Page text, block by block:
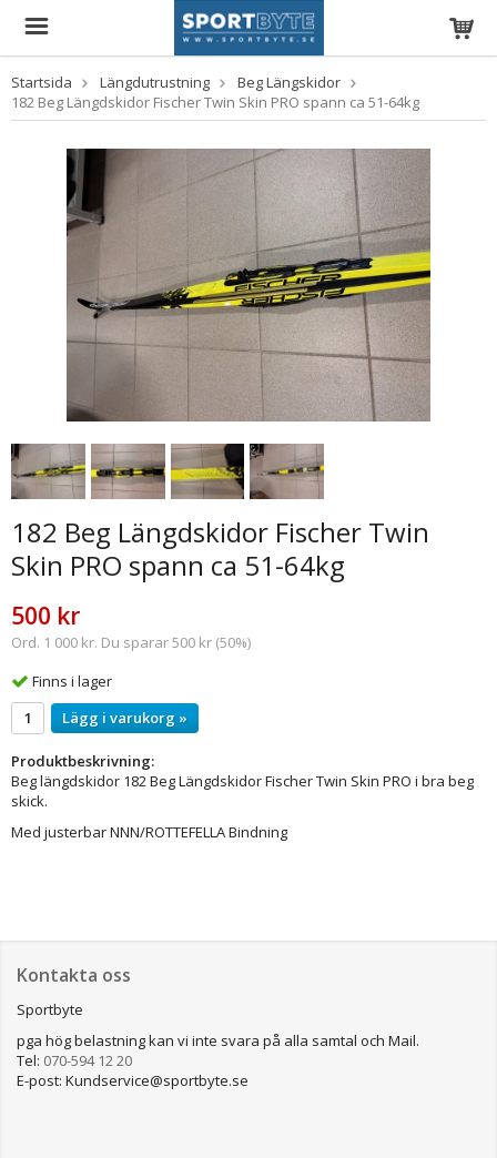
Startsida Längdutrustning
Beg Längskidor
182 Beg Längdskidor Fischer Twin Skin PRO spann ca 51-64kg
182 Beg Längdskidor Fischer Twin
Skin PRO spann ca 51-64kg
500 kr
Ord. 1 000 kr. Du sparar 500 kr (50%)
Finns i lager
Lägg i varukorg »
Produktbeskrivning:
Beg längdskidor 182 Beg Längdskidor Fischer Twin Skin PRO i bra beg
skick.
Med justerbar NNN/ROTTEFELLA Bindning
Kontakta oss
Sportbyte
pga hög belastning kan vi inte svara på alla samtal och Mail.
Tel: 070-594 12 20
E-post: Kundservice@sportbyte.se